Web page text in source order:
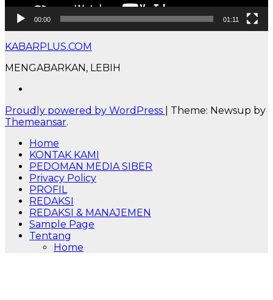
00:00 01:11
KABARPLUS.COM
MENGABARKAN, LEBIH
Proudly powered by WordPress
Theme: Newsup by
Themeansar.
Home
KONTAK KAMI
PEDOMAN MEDIA SIBER
Privacy Policy
PROFIL
REDAKSI
REDAKSI & MANAJEMEN
Sample Page
Tentang
Home